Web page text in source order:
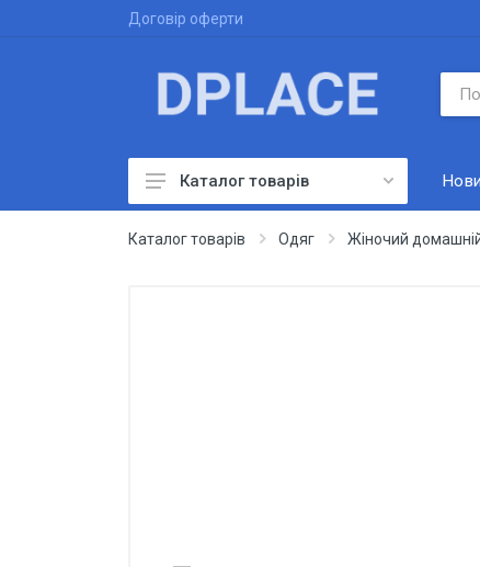
Договір оферти
Каталог товарів
Каталог товарів Одяг Жіночий